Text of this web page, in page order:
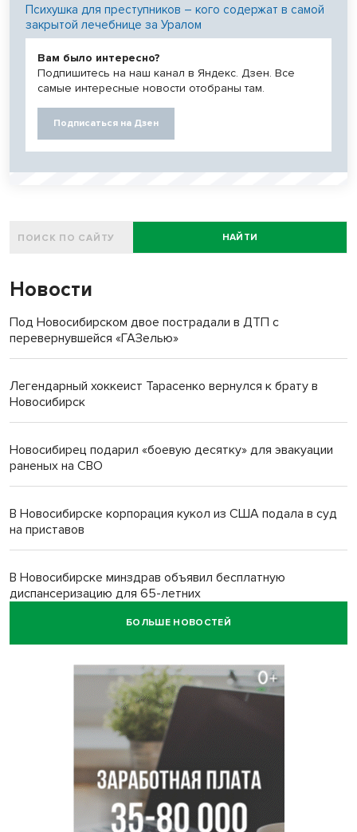
Психушка для преступников – кого содержат в самой
закрытой лечебнице за Уралом
Вам было интересно?
Подпишитесь на наш канал в Яндекс. Дзен. Все
самые интересные новости отобраны там.
Подписаться на Дзен
НАЙТИ
Новости
Под Новосибирском двое пострадали в ДТП с
перевернувшейся «ГАЗелью»
Легендарный хоккеист Тарасенко вернулся к брату в
Новосибирск
Новосибирец подарил «боевую десятку» для эвакуации
раненых на СВО
В Новосибирске корпорация кукол из США подала в суд
на приставов
В Новосибирске минздрав объявил бесплатную
диспансеризацию для 65-летних
БОЛЬШЕ НОВОСТЕЙ